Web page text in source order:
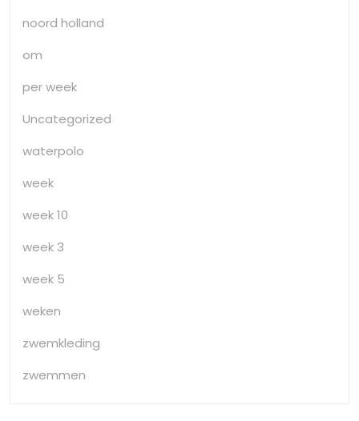
noord holland
om
per week
Uncategorized
waterpolo
week
week 10
week 3
week 5
weken
zwemkleding
zwemmen